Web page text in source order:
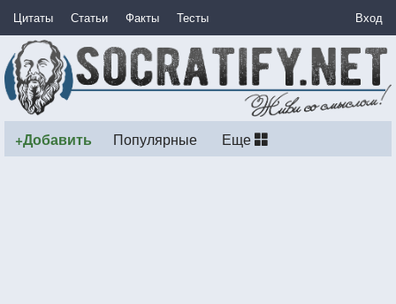
Цитаты Статьи Факты Тесты Вход
+Добавить Популярные Еще